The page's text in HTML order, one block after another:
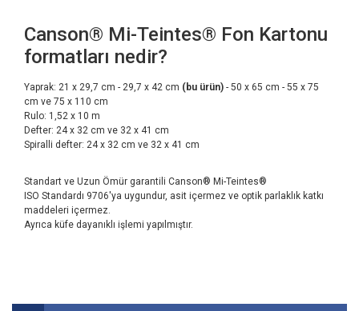
Canson® Mi-Teintes® Fon Kartonu
formatları nedir?
Yaprak: 21 x 29,7 cm - 29,7 x 42 cm (bu ürün) - 50 x 65 cm - 55 x 75
cm ve 75 x 110 cm
Rulo: 1,52 x 10 m
Defter: 24 x 32 cm ve 32 x 41 cm
Spiralli defter: 24 x 32 cm ve 32 x 41 cm
Standart ve Uzun Ömür garantili Canson® Mi-Teintes®
ISO Standardı 9706'ya uygundur, asit içermez ve optik parlaklık katkı
maddeleri içermez.
Ayrıca küfe dayanıklı işlemi yapılmıştır.